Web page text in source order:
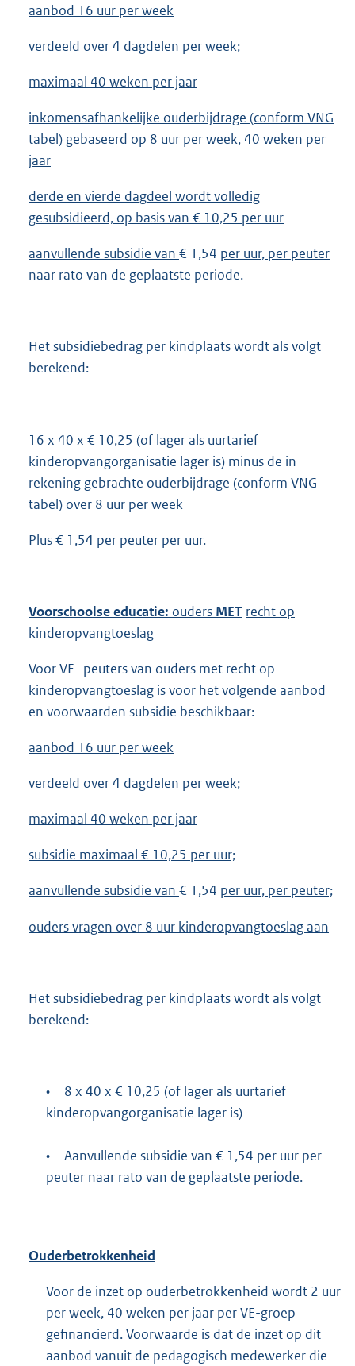
aanbod 16 uur per week
verdeeld over 4 dagdelen per week;
maximaal 40 weken per jaar
inkomensafhankelijke ouderbijdrage (conform VNG
tabel) gebaseerd op 8 uur per week, 40 weken per
jaar
derde en vierde dagdeel wordt volledig
gesubsidieerd, op basis van € 10,25 per uur
aanvullende subsidie van € 1,54 per uur, per peuter
naar rato van de geplaatste periode.
Het subsidiebedrag per kindplaats wordt als volgt
berekend:
16 x 40 x € 10,25 (of lager als uurtarief
kinderopvangorganisatie lager is) minus de in
rekening gebrachte ouderbijdrage (conform VNG
tabel) over 8 uur per week
Plus € 1,54 per peuter per uur.
Voorschoolse educatie: ouders MET recht op
kinderopvangtoeslag
Voor VE- peuters van ouders met recht op
kinderopvangtoeslag is voor het volgende aanbod
en voorwaarden subsidie beschikbaar:
aanbod 16 uur per week
verdeeld over 4 dagdelen per week;
maximaal 40 weken per jaar
subsidie maximaal € 10,25 per uur;
aanvullende subsidie van € 1,54 per uur, per peuter;
ouders vragen over 8 uur kinderopvangtoeslag aan
Het subsidiebedrag per kindplaats wordt als volgt
berekend:
•
8 x 40 x € 10,25 (of lager als uurtarief
kinderopvangorganisatie lager is)
•
Aanvullende subsidie van € 1,54 per uur per
peuter naar rato van de geplaatste periode.
Ouderbetrokkenheid
Voor de inzet op ouderbetrokkenheid wordt 2 uur
per week, 40 weken per jaar per VE-groep
gefinancierd. Voorwaarde is dat de inzet op dit
aanbod vanuit de pedagogisch medewerker die